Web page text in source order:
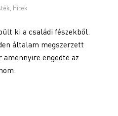
Hírek
ki a családi fészekből.
általam megszerzett
engedte az